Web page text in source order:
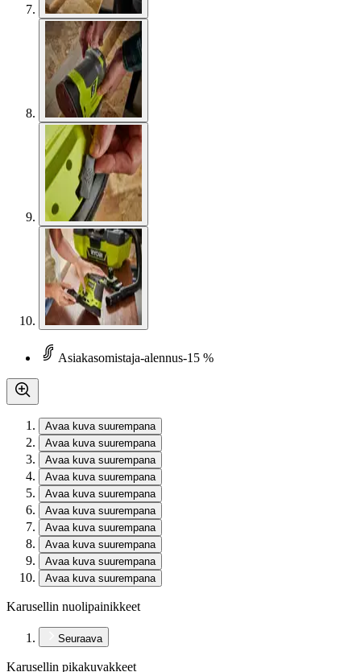
Asiakasomistaja-alennus-15 %
Avaa kuva suurempana
Avaa kuva suurempana
Avaa kuva suurempana
Avaa kuva suurempana
Avaa kuva suurempana
Avaa kuva suurempana
Avaa kuva suurempana
Avaa kuva suurempana
Avaa kuva suurempana
Avaa kuva suurempana
Karusellin nuolipainikkeet
Seuraava
Karusellin pikakuvakkeet